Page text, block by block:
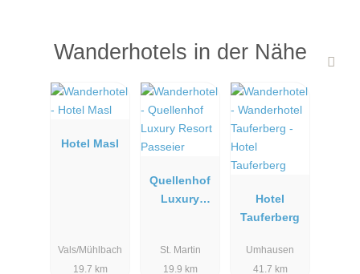
Wanderhotels in der Nähe
Hotel Masl
Vals/Mühlbach
19.7 km
Quellenhof
Luxury
St. Martin
19.9 km
Hotel
Tauferberg
Umhausen
41.7 km